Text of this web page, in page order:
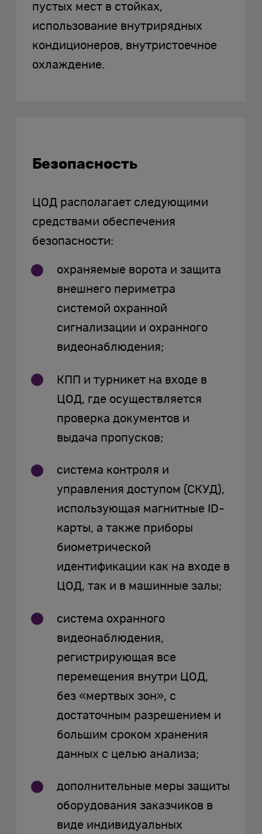
пустых мест в стойках,
использование внутрирядных
кондиционеров, внутристоечное
охлаждение.
Безопасность
ЦОД располагает следующими
средствами обеспечения
безопасности:
охраняемые ворота и защита
внешнего периметра
системой охранной
сигнализации и охранного
видеонаблюдения;
КПП и турникет на входе в
ЦОД, где осуществляется
проверка документов и
выдача пропусков;
система контроля и
управления доступом (СКУД),
использующая магнитные ID-
карты, а также приборы
биометрической
идентификации как на входе в
ЦОД, так и в машинные залы;
система охранного
видеонаблюдения,
регистрирующая все
перемещения внутри ЦОД,
без «мертвых зон», с
достаточным разрешением и
большим сроком хранения
данных с целью анализа;
дополнительные меры защиты
оборудования заказчиков в
виде индивидуальных